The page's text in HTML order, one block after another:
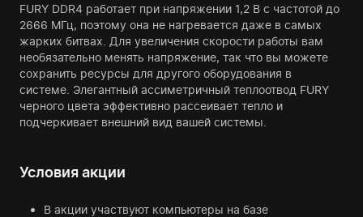
FURY DDR4 работает при напряжении 1,2 В с частотой до
2666 МГц, поэтому она не нагревается даже в самых
жарких битвах. Для увеличения скорости работы вам
необязательно менять напряжение, так что вы можете
сохранить ресурсы для другого оборудования в
системе. Элегантный ассиметричный теплоотвод FURY
черного цвета эффективно рассеивает тепло и
подчеркивает внешний вид вашей системы.
Условия акции
В акции участвуют компьютеры на базе